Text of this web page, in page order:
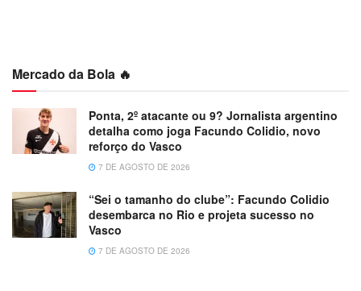
Mercado da Bola 🔥
Ponta, 2º atacante ou 9? Jornalista argentino
detalha como joga Facundo Colidio, novo
reforço do Vasco
7 DE AGOSTO DE 2026
“Sei o tamanho do clube”: Facundo Colidio
desembarca no Rio e projeta sucesso no
Vasco
7 DE AGOSTO DE 2026